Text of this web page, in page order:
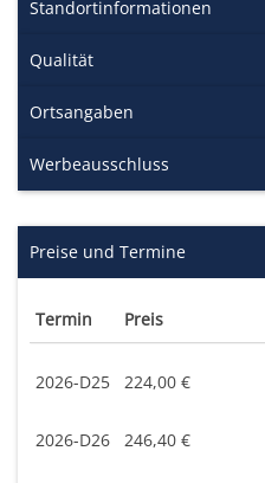
Standortinformationen
Qualität
Ortsangaben
Werbeausschluss
Preise und Termine
Termin Preis
2026-D25 224,00 €
2026-D26 246,40 €